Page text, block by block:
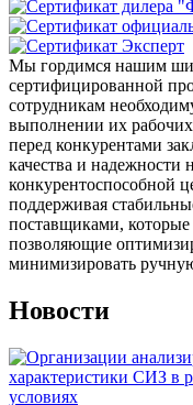
Мы гордимся нашим
сертифицированной
сотрудникам
выполнении их
перед конкурентами
качества и
конкурентоспособной
поддерживая
поставщиками,
позволяющие
минимизировать
Новости